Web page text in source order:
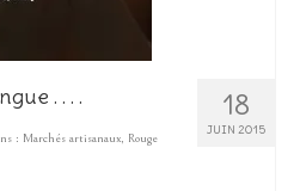
18
JUIN 2015
. . . .
: Marchés artisanaux, Rouge